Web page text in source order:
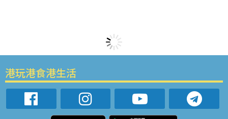
港玩港食港生活